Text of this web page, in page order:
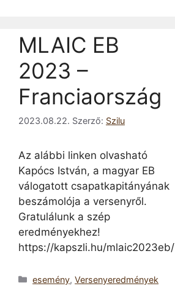
MLAIC EB
2023 –
Franciaország
2023.08.22. Szerző: Szilu
Az alábbi linken olvasható
Kapócs István, a magyar EB
válogatott csapatkapitányának
beszámolója a versenyről.
Gratulálunk a szép
eredményekhez!
https://kapszli.hu/mlaic2023eb/
Kategória
esemény,Versenyeredmények